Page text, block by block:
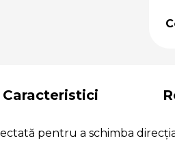
Caracteristici
pentru a schimba